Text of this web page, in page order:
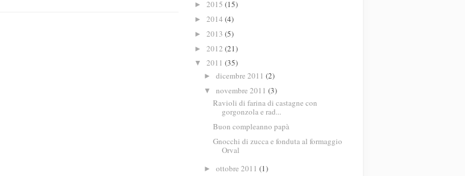
► 2015 (15)
► 2014 (4)
► 2013 (5)
► 2012 (21)
▼ 2011 (35)
► dicembre 2011 (2)
▼ novembre 2011 (3)
Ravioli di farina di castagne con
gorgonzola e rad...
Buon compleanno papà
Gnocchi di zucca e fonduta al formaggio
Orval
► ottobre 2011 (1)